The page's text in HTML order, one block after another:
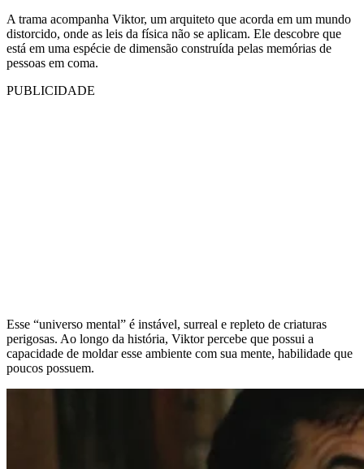
A trama acompanha Viktor, um arquiteto que acorda em um mundo
distorcido, onde as leis da física não se aplicam. Ele descobre que
está em uma espécie de dimensão construída pelas memórias de
pessoas em coma.
PUBLICIDADE
Esse “universo mental” é instável, surreal e repleto de criaturas
perigosas. Ao longo da história, Viktor percebe que possui a
capacidade de moldar esse ambiente com sua mente, habilidade que
poucos possuem.